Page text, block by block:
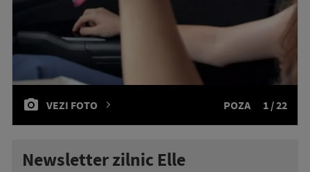
VEZI FOTO POZA 1 / 22
Newsletter zilnic Elle